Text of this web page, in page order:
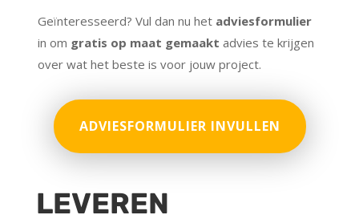
Geïnteresseerd? Vul dan nu het adviesformulier
in om gratis op maat gemaakt advies te krijgen
over wat het beste is voor jouw project.
ADVIESFORMULIER INVULLEN
LEVEREN